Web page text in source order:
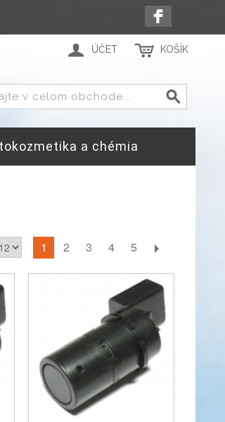
ÚČET KOŠÍK
a chémia
1 2 3 4 5